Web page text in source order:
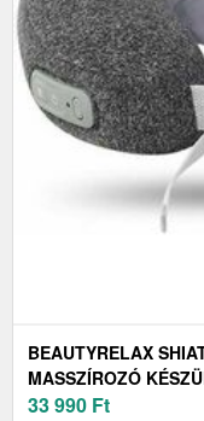
BEAUTYRELAX
MASSZÍROZÓ
33 990 Ft